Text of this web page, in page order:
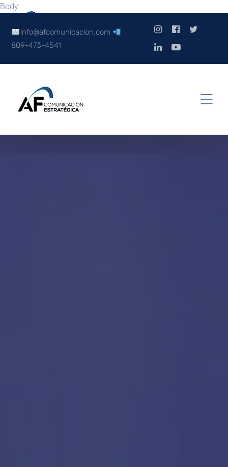
Body
info@afcomunicacion.com
809-473-4541